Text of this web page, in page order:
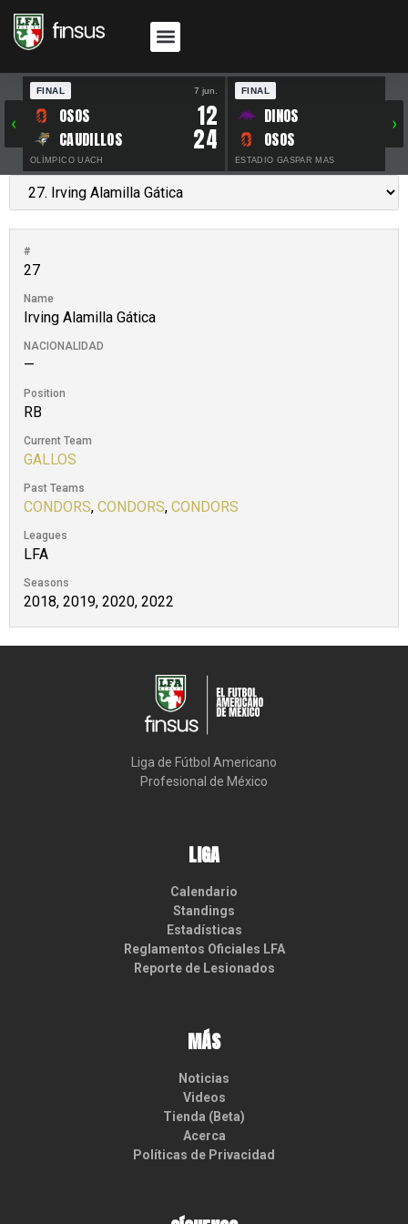
‹
FINAL 7 jun.
OSOS 12
CAUDILLOS 24
OLÍMPICO UACH
FINAL
DINOS
OSOS
ESTADIO GASPAR MAS
›
#
27
Name
Irving Alamilla Gática
NACIONALIDAD
—
Position
RB
Current Team
GALLOS
Past Teams
CONDORS, CONDORS, CONDORS
Leagues
LFA
Seasons
2018, 2019, 2020, 2022
Liga de Fútbol Americano
Profesional de México
LIGA
Calendario
Standings
Estadísticas
Reglamentos Oficiales LFA
Reporte de Lesionados
MÁS
Noticias
Videos
Tienda (Beta)
Acerca
Políticas de Privacidad